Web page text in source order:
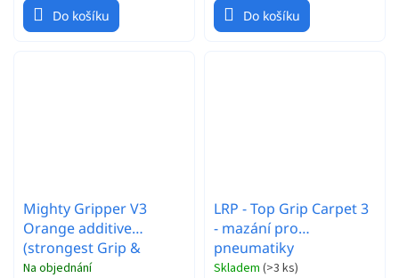
Do košíku Do košíku
Mighty Gripper V3
Orange additive
(strongest Grip &
longest effect time)
Na objednání
LRP - Top Grip Carpet 3
- mazání pro
pneumatiky
Skladem (>3 ks)